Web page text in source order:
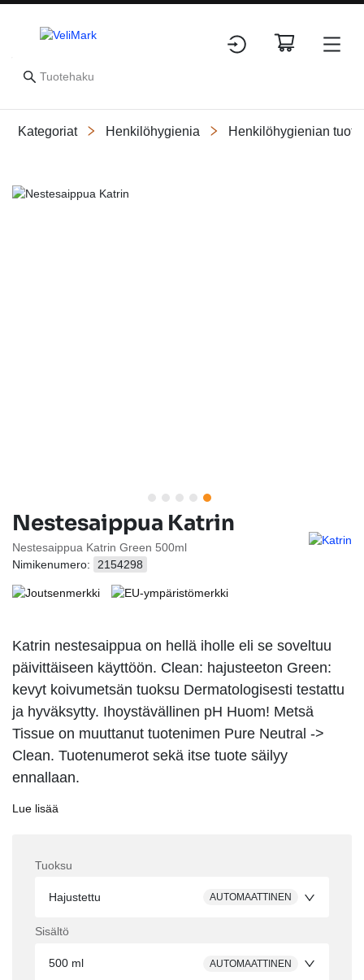
Kategoriat Henkilöhygienia Henkilöhygienian
Slide 5 of 5
Nestesaippua Katrin
Nestesaippua Katrin Green 500ml
Nimikenumero:
2154298
Katrin nestesaippua on hellä iholle eli se soveltuu
päivittäiseen käyttöön. Clean: hajusteeton Green:
kevyt koivumetsän tuoksu Dermatologisesti testattu
ja hyväksytty. Ihoystävällinen pH Huom! Metsä
Tissue on muuttanut tuotenimen Pure Neutral ->
Clean. Tuotenumerot sekä itse tuote säilyy
ennallaan.
Lue lisää
Tuoksu
Hajustettu AUTOMAATTINEN
Sisältö
500 ml AUTOMAATTINEN